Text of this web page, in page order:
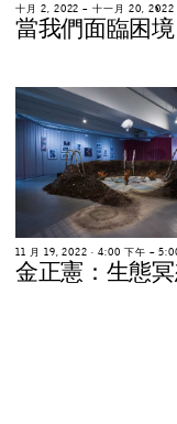
十月 2, 2022 – 十一月 20, 2022
當我們面臨困境
11 月 19, 2022 ∙ 4:00 下午 – 5:0
金正憲 ： 生態冥